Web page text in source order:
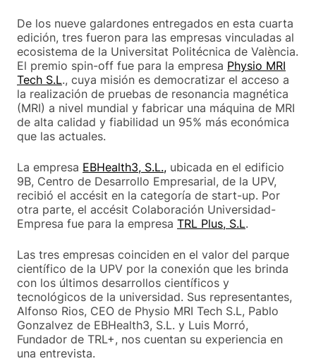
De los nueve galardones entregados en esta cuarta
edición, tres fueron para las empresas vinculadas al
ecosistema de la Universitat Politécnica de València.
El premio spin-off fue para la empresa Physio MRI
Tech S.L., cuya misión es democratizar el acceso a
la realización de pruebas de resonancia magnética
(MRI) a nivel mundial y fabricar una máquina de MRI
de alta calidad y fiabilidad un 95% más económica
que las actuales.
La empresa EBHealth3, S.L., ubicada en el edificio
9B, Centro de Desarrollo Empresarial, de la UPV,
recibió el accésit en la categoría de start-up. Por
otra parte, el accésit Colaboración Universidad-
Empresa fue para la empresa TRL Plus, S.L.
Las tres empresas coinciden en el valor del parque
científico de la UPV por la conexión que les brinda
con los últimos desarrollos científicos y
tecnológicos de la universidad. Sus representantes,
Alfonso Rios, CEO de Physio MRI Tech S.L, Pablo
Gonzalvez de EBHealth3, S.L. y Luis Morró,
Fundador de TRL+, nos cuentan su experiencia en
una entrevista.